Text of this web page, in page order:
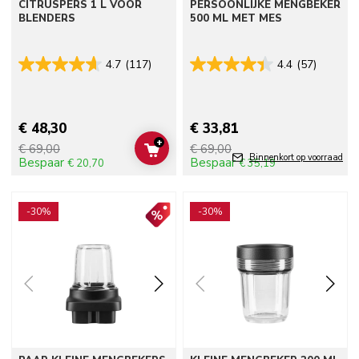
CITRUSPERS 1 L VOOR
BLENDERS
4.7 (117)
€ 48,30
€ 69,00
Bespaar € 20,70
ADD TO CART
+
PERSOONLIJKE MENGBEKER
500 ML MET MES
4.4 (57)
€ 33,81
€ 69,00
Bespaar € 35,19
Binnenkort op voorraad
-30% -30%